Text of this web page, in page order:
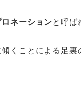
ネーションと呼ば
傾くことによる足